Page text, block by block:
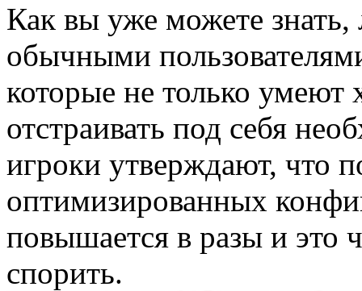
Как вы уже можете
обычными
которые не только умеют
отстраивать под себя
игроки утверждают, что
оптимизированных
повышается в разы и это
спорить.